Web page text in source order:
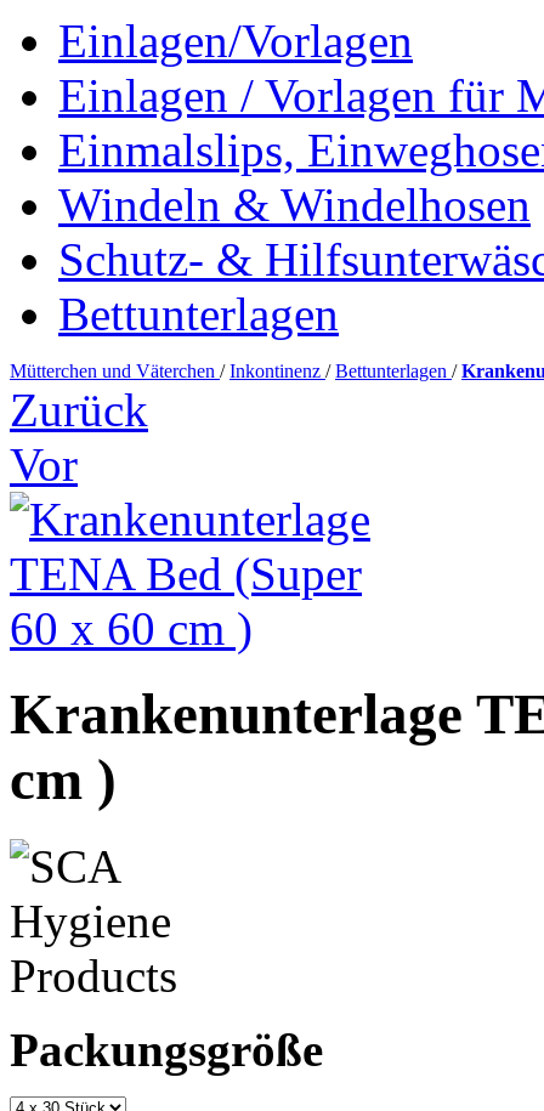
Einlagen/Vorlagen
Einlagen / Vorlagen für
Einmalslips,
Windeln & Windelhosen
Schutz- &
Bettunterlagen
Mütterchen und Väterchen / Inkontinenz / Bettunterlagen /
Zurück
Vor
Krankenunterlage
cm )
Packungsgröße